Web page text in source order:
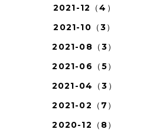
2021-12（4）
2021-10（3）
2021-08（3）
2021-06（5）
2021-04（3）
2021-02（7）
2020-12（8）